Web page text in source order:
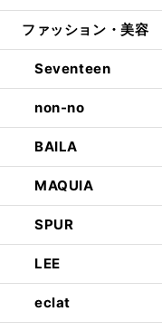
ファッション・美容
Seventeen
non-no
BAILA
MAQUIA
SPUR
LEE
eclat